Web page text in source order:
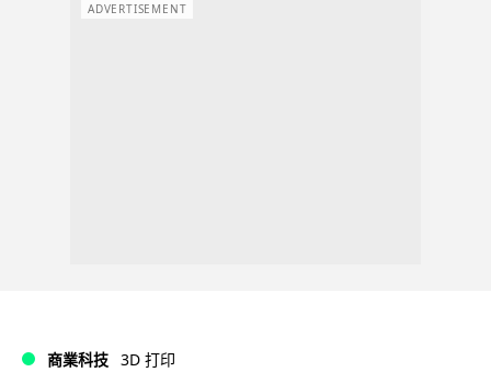
ADVERTISEMENT
商業科技 3D 打印